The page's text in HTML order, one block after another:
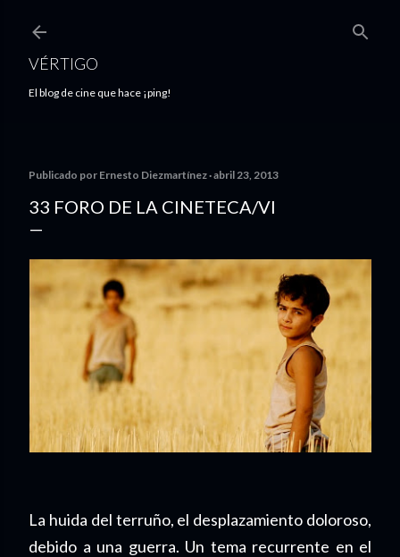
VÉRTIGO
El blog de cine que hace ¡ping!
Publicado por Ernesto Diezmartínez abril 23, 2013
33 FORO DE LA CINETECA/VI
La huida del terruño, el desplazamiento doloroso,
debido a una guerra. Un tema recurrente en el